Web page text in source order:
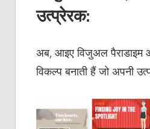
उत्प्रेरक:
अब, आइए विजुअल पैराडाइम
विकल्प बनाती हैं जो अपनी